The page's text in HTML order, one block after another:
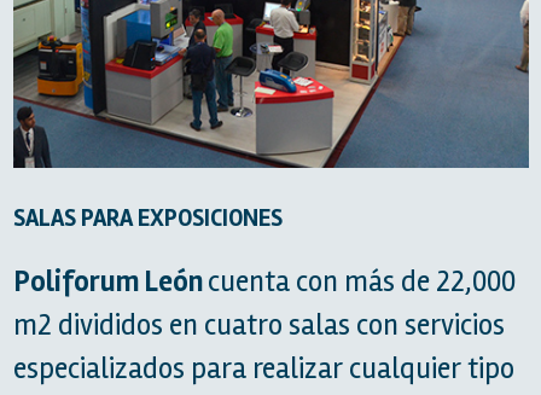
SALAS PARA EXPOSICIONES
Poliforum Leóncuenta con más de 22,000
m2 divididos en cuatro salas con servicios
especializados para realizar cualquier tipo